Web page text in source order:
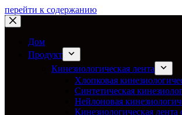
перейти к содержанию
Дом
Продукт
Кинезиологическая лента
Хлопковая
Синтетическая
Нейлоновая
Кинезиологическая лента